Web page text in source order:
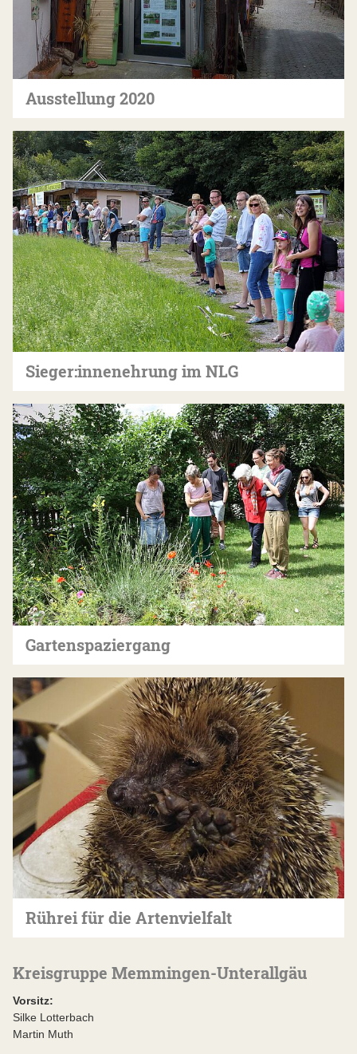
Ausstellung 2020
Sieger:innenehrung im NLG
Gartenspaziergang
Rührei für die Artenvielfalt
Kreisgruppe Memmingen-Unterallgäu
Vorsitz:
Silke Lotterbach
Martin Muth